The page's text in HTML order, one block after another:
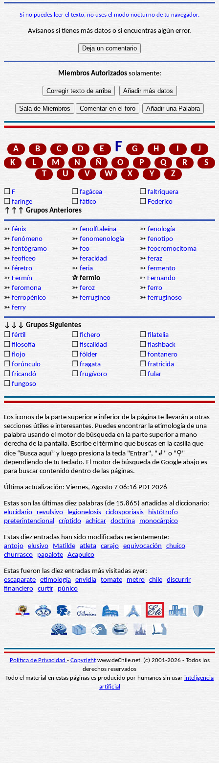
Si no puedes leer el texto, no uses el modo nocturno de tu navegador.
Avísanos si tienes más datos o si encuentras algún error.
Miembros Autorizadossolamente:
A B C D E F G H I
J
K
L M N Ñ O P Q R
S
T
U V W X Y Z
❒ F ❒ fagácea ❒ faltriquera
❒ faringe ❒ fático ❒ Federico
↑↑↑ Grupos Anteriores
➳ fénix ➳ fenolftaleína ➳ fenología
➳ fenómeno ➳ fenomenología ➳ fenotipo
➳ fentógramo ➳ feo ➳ feocromocitoma
➳ feofíceo ➳ feracidad ➳ feraz
➳ féretro ➳ feria ➳ fermento
➳ Fermín ✰ fermio ➳ Fernando
➳ feromona ➳ feroz ➳ ferro
➳ ferropénico ➳ ferrugíneo ➳ ferruginoso
➳ ferry
↓↓↓ Grupos Siguientes
❒ fértil ❒ fichero ❒ filatelia
❒ filosofía ❒ fiscalidad ❒ flashback
❒ flojo ❒ fólder ❒ fontanero
❒ forúnculo ❒ fragata ❒ fratricida
❒ fricandó ❒ frugívoro ❒ fular
❒ fungoso
Los iconos de la parte superior e inferior de la página te llevarán a otras
secciones útiles e interesantes. Puedes encontrar la etimología de una
palabra usando el motor de búsqueda en la parte superior a mano
derecha de la pantalla. Escribe el término que buscas en la casilla que
dice “Busca aquí” y luego presiona la tecla "Entrar", "↲" o "⚲"
dependiendo de tu teclado. El motor de búsqueda de Google abajo es
para buscar contenido dentro de las páginas.
Última actualización: Viernes, Agosto 7 06:16 PDT 2026
Estas son las últimas diez palabras (de 15.865) añadidas al diccionario:
elucidario
revulsivo legionelosis ciclosporiasis
histótrofo
preterintencional críptido achicar doctrina monocárpico
Estas diez entradas han sido modificadas recientemente:
antojo elusivo Matilde atleta carajo equivocación
chuico
churrasco
papalote Acapulco
Estas fueron las diez entradas más visitadas ayer:
escaparate etimología envidia tomate metro chile discurrir
financiero curtir púnico
Política de Privacidad - Copyrightwww.deChile.net. (c) 2001-2026 - Todos los
derechos reservados
Todo el material en estas páginas es producido por humanos sin usar inteligencia
artificial